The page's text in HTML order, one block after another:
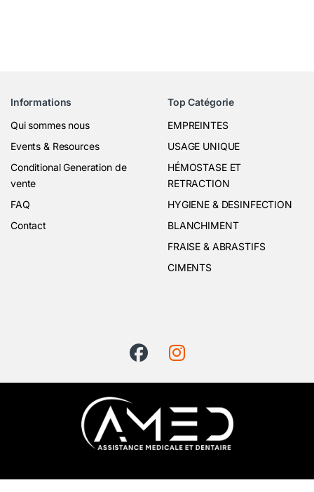
Informations
Qui sommes nous
Events & Resources
Conditional Generation de
vente
FAQ
Contact
Top Catégorie
EMPREINTES
USAGE UNIQUE
HÉMOSTASE ET
RETRACTION
HYGIENE & DESINFECTION
BLANCHIMENT
FRAISE & ABRASTIFS
CIMENTS